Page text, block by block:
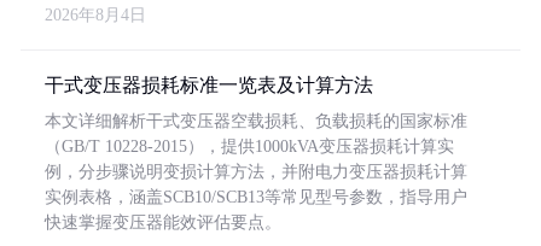
2026年8月4日
干式变压器损耗标准一览表及计算方法
本文详细解析干式变压器空载损耗、负载损耗的国家标准
（GB/T 10228-2015），提供1000kVA变压器损耗计算实
例，分步骤说明变损计算方法，并附电力变压器损耗计算
实例表格，涵盖SCB10/SCB13等常见型号参数，指导用户
快速掌握变压器能效评估要点。